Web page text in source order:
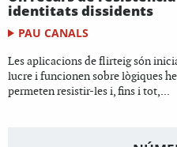
identitats dissidents
PAU CANALS
Les aplicacions de flirteig són
lucre i funcionen sobre lògiques
permeten resistir-les i, fins i tot,...